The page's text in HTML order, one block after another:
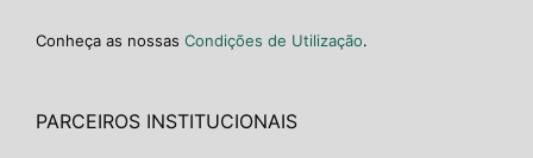
Conheça as nossas Condições de Utilização.
PARCEIROS INSTITUCIONAIS